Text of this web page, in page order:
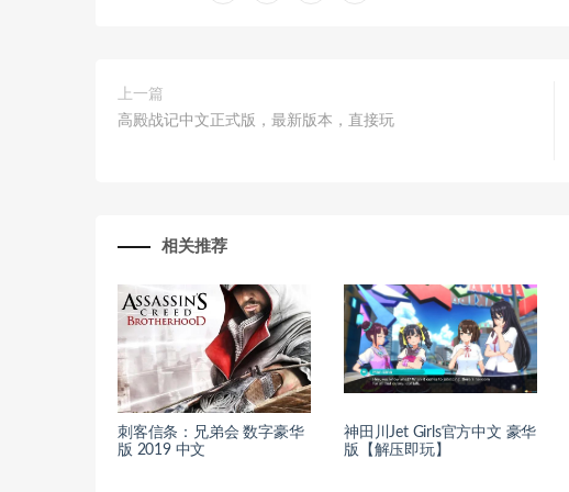
上一篇
高殿战记中文正式版，最新版本，直接玩
相关推荐
刺客信条：兄弟会 数字豪华
版 2019 中文
神田川Jet Girls官方中文 豪华
版【解压即玩】